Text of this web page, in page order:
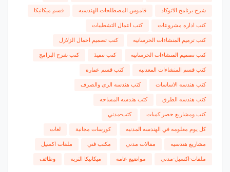
شرح برنامج الاتوكاد قاموس المصطلحات الهندسيه قسم ميكانيكا
كتب اداره مشروعات كتب اعمال التشطيبات
كتب ترميم المنشاءات الخرسانيه كتب تصميم احمال الزلازل
كتب تصميم المنشاءات الخرسانيه كتب تنفيذ كتب شرح البرامج
كتب قسم المنشاءات المعدنيه كتب قسم عماره
كتب هندسه الاساسات كتب هندسه الرى والصرف
كتب هندسه الطرق كتب هندسه المساحه
كتب ومشاريع حصر كميات كتب-مدني
كل يوم معلومه في الهندسه المدنيه كورسات مجانية لغات
مشاريع هندسيه مقالات مدني مكتب فني ملفات اكسيل
ملفات-اكسيل-مدني مواضيع عامه ميكانيكا التربه وظائف